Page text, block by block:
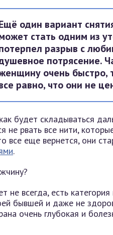
один вариант
стать одним из
разрыв с
потрясение.
очень быстро,
равно, что они не
будет складываться
не рвать все нити,
все еще вернется, они
.
не всегда, есть
бывшей и даже не
очень глубокая и